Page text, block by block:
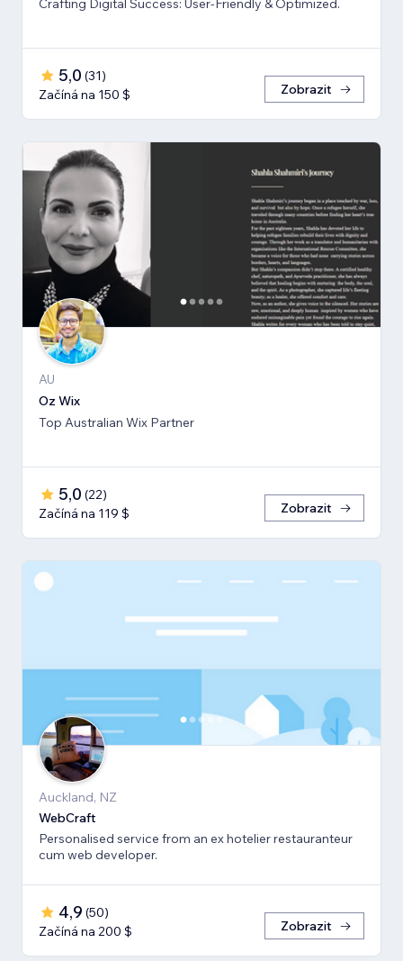
Crafting Digital Success: User-Friendly & Optimized.
5,0 (31)
Začíná na 150 $
Zobrazit
AU
Oz Wix
Top Australian Wix Partner
5,0 (22)
Začíná na 119 $
Zobrazit
Auckland, NZ
WebCraft
Personalised service from an ex hotelier restauranteur
cum web developer.
4,9 (50)
Začíná na 200 $
Zobrazit